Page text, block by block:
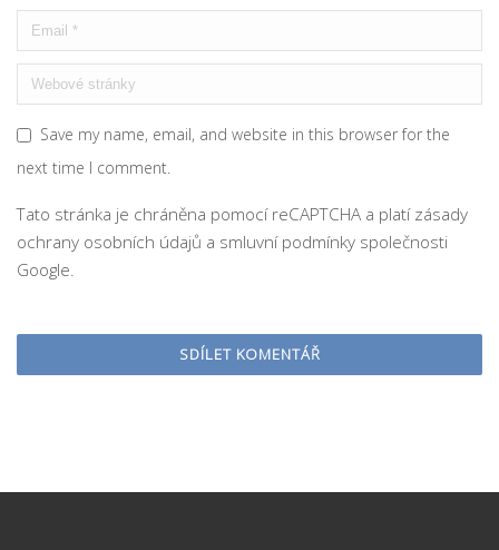
Save my name, email, and website in this browser for the
next time I comment.
Tato stránka je chráněna pomocí reCAPTCHA a platí zásady
ochrany osobních údajů a smluvní podmínky společnosti
Google.